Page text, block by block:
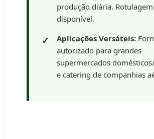
produção diária.
disponível.
Aplicações Versáteis:
autorizado para grandes
supermercados
e catering de companhias